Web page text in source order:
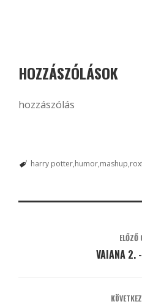
HOZZÁSZÓLÁSOK
hozzászólás
harry potter humor mashup
ELŐZŐ
VAIANA 2.